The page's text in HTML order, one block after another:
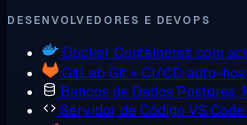
DESENVOLVEDORES E DEVOPS
Docker Contêineres com
GitLab Git + CI/CD auto-
Bancos de Dados Postgres,
Servidor de Código VS